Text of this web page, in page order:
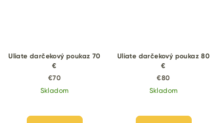
Uliate darčekový poukaz 70
€
€70
Skladom
Uliate darčekový poukaz 80
€
€80
Skladom